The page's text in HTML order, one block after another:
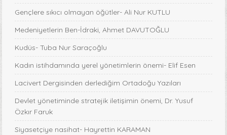
Gençlere sıkıcı olmayan öğütler- Ali Nur KUTLU
Medeniyetlerin Ben-İdraki, Ahmet DAVUTOĞLU
Kudüs- Tuba Nur Saraçoğlu
Kadın istihdamında yerel yönetimlerin önemi- Elif Esen
Lacivert Dergisinden derlediğim Ortadoğu Yazıları
Devlet yönetiminde stratejik iletişimin önemi, Dr. Yusuf
Özkır Faruk
Siyasetçiye nasihat- Hayrettin KARAMAN